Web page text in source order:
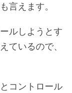
言えます。
ルしようとす
ているので、
コントロール